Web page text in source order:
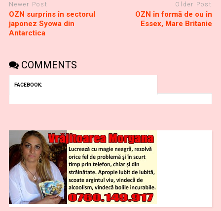
Newer Post
OZN surprins în sectorul
japonez Syowa din
Antarctica
Older Post
OZN în formă de ou în
Essex, Mare Britanie
COMMENTS
FACEBOOK: